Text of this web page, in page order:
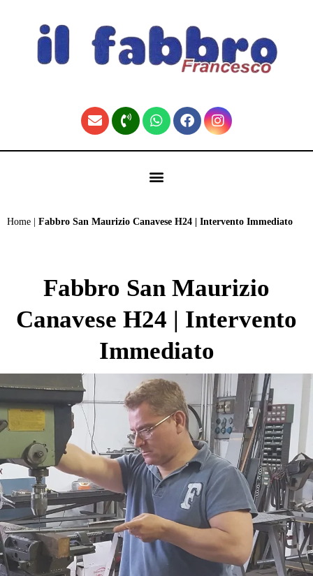
Home | Fabbro San Maurizio Canavese H24 | Intervento Immediato
Fabbro San Maurizio
Canavese H24 | Intervento
Immediato